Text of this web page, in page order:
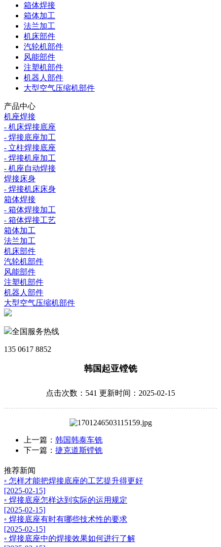
箱体焊接
箱体加工
法兰加工
机床部件
汽轮机部件
风能部件
注塑机部件
机器人部件
大型空气压缩机部件
产品中心
机座焊接
- 机床焊接底座
- 焊接底座加工
- 立柱焊接底座
- 焊接机座加工
- 机座自动焊接
焊接床身
- 焊接机床床身
箱体焊接
- 箱体焊接加工
- 箱体焊接工艺
箱体加工
法兰加工
机床部件
汽轮机部件
风能部件
注塑机部件
机器人部件
大型空气压缩机部件
全国服务热线
135 0617 8852
韩国起亚镗铣
点击次数：541 更新时间：2025-02-15
上一篇： 韩国韩泰车铣
下一篇： 捷克道斯镗铣
推荐新闻
◦ 怎样才能把焊接底座的工艺提升得更好
[2025-02-15]
◦ 焊接底座怎样达到实际的运用规定
[2025-02-15]
◦ 焊接底座有时有哪些技术性的要求
[2025-02-15]
◦ 焊接底座中的焊接效果如何进行了解